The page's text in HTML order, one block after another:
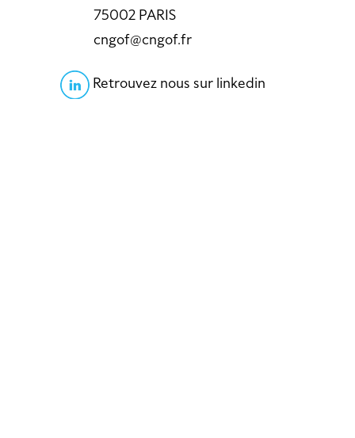
75002 PARIS
cngof@cngof.fr
Retrouvez nous sur linkedin